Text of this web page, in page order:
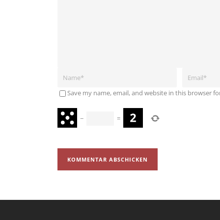
Save my name, email, and website in this browser
− =